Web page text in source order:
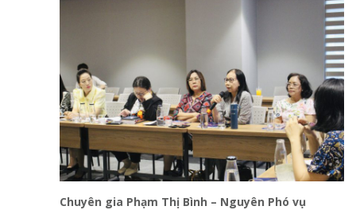
Chuyên gia Phạm Thị Bình – Nguyên Phó vụ